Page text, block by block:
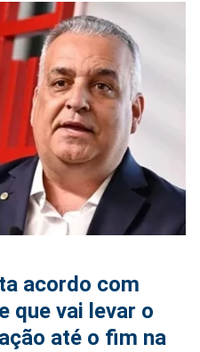
acordo com
que vai levar o
até o fim na